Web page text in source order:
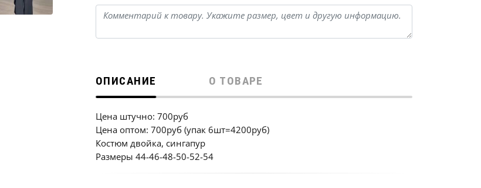
ОПИСАНИЕ О ТОВАРЕ
Цена штучно: 700руб
Цена оптом: 700руб (упак 6шт=4200руб)
Костюм двойка, сингапур
Размеры 44-46-48-50-52-54